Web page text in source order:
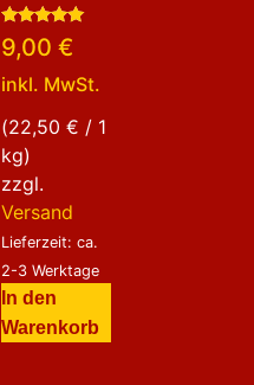
Bewertet
mit
von 5
9,00 €
inkl. MwSt.
(22,50 € / 1
kg)
zzgl.
Versand
Lieferzeit: ca.
2-3 Werktage
In den
Warenkorb